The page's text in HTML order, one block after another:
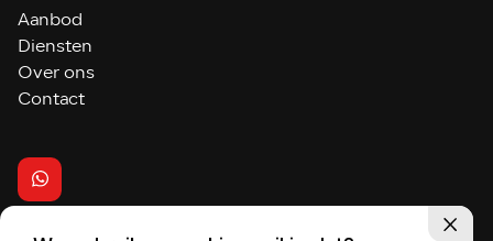
Aanbod
Diensten
Over ons
Contact